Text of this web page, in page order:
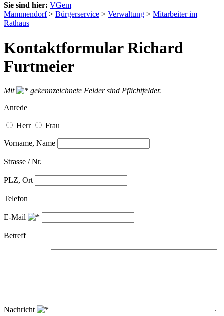
Sie sind hier: VGem
Mammendorf> Bürgerservice > Verwaltung > Mitarbeiter im
Rathaus
Kontaktformular Richard
Furtmeier
Mit
gekennzeichnete Felder sind Pflichtfelder.
Anrede
Herr| Frau
Vorname, Name
Strasse / Nr.
PLZ, Ort
Telefon
E-Mail
Betreff
Nachricht